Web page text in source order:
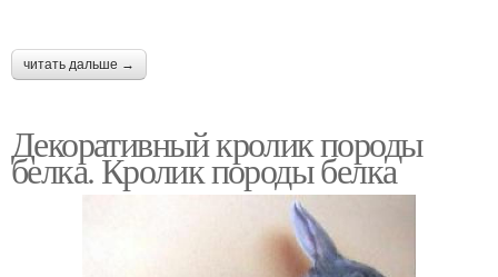
читать дальше →
Декоративный кролик породы
белка. Кролик породы белка